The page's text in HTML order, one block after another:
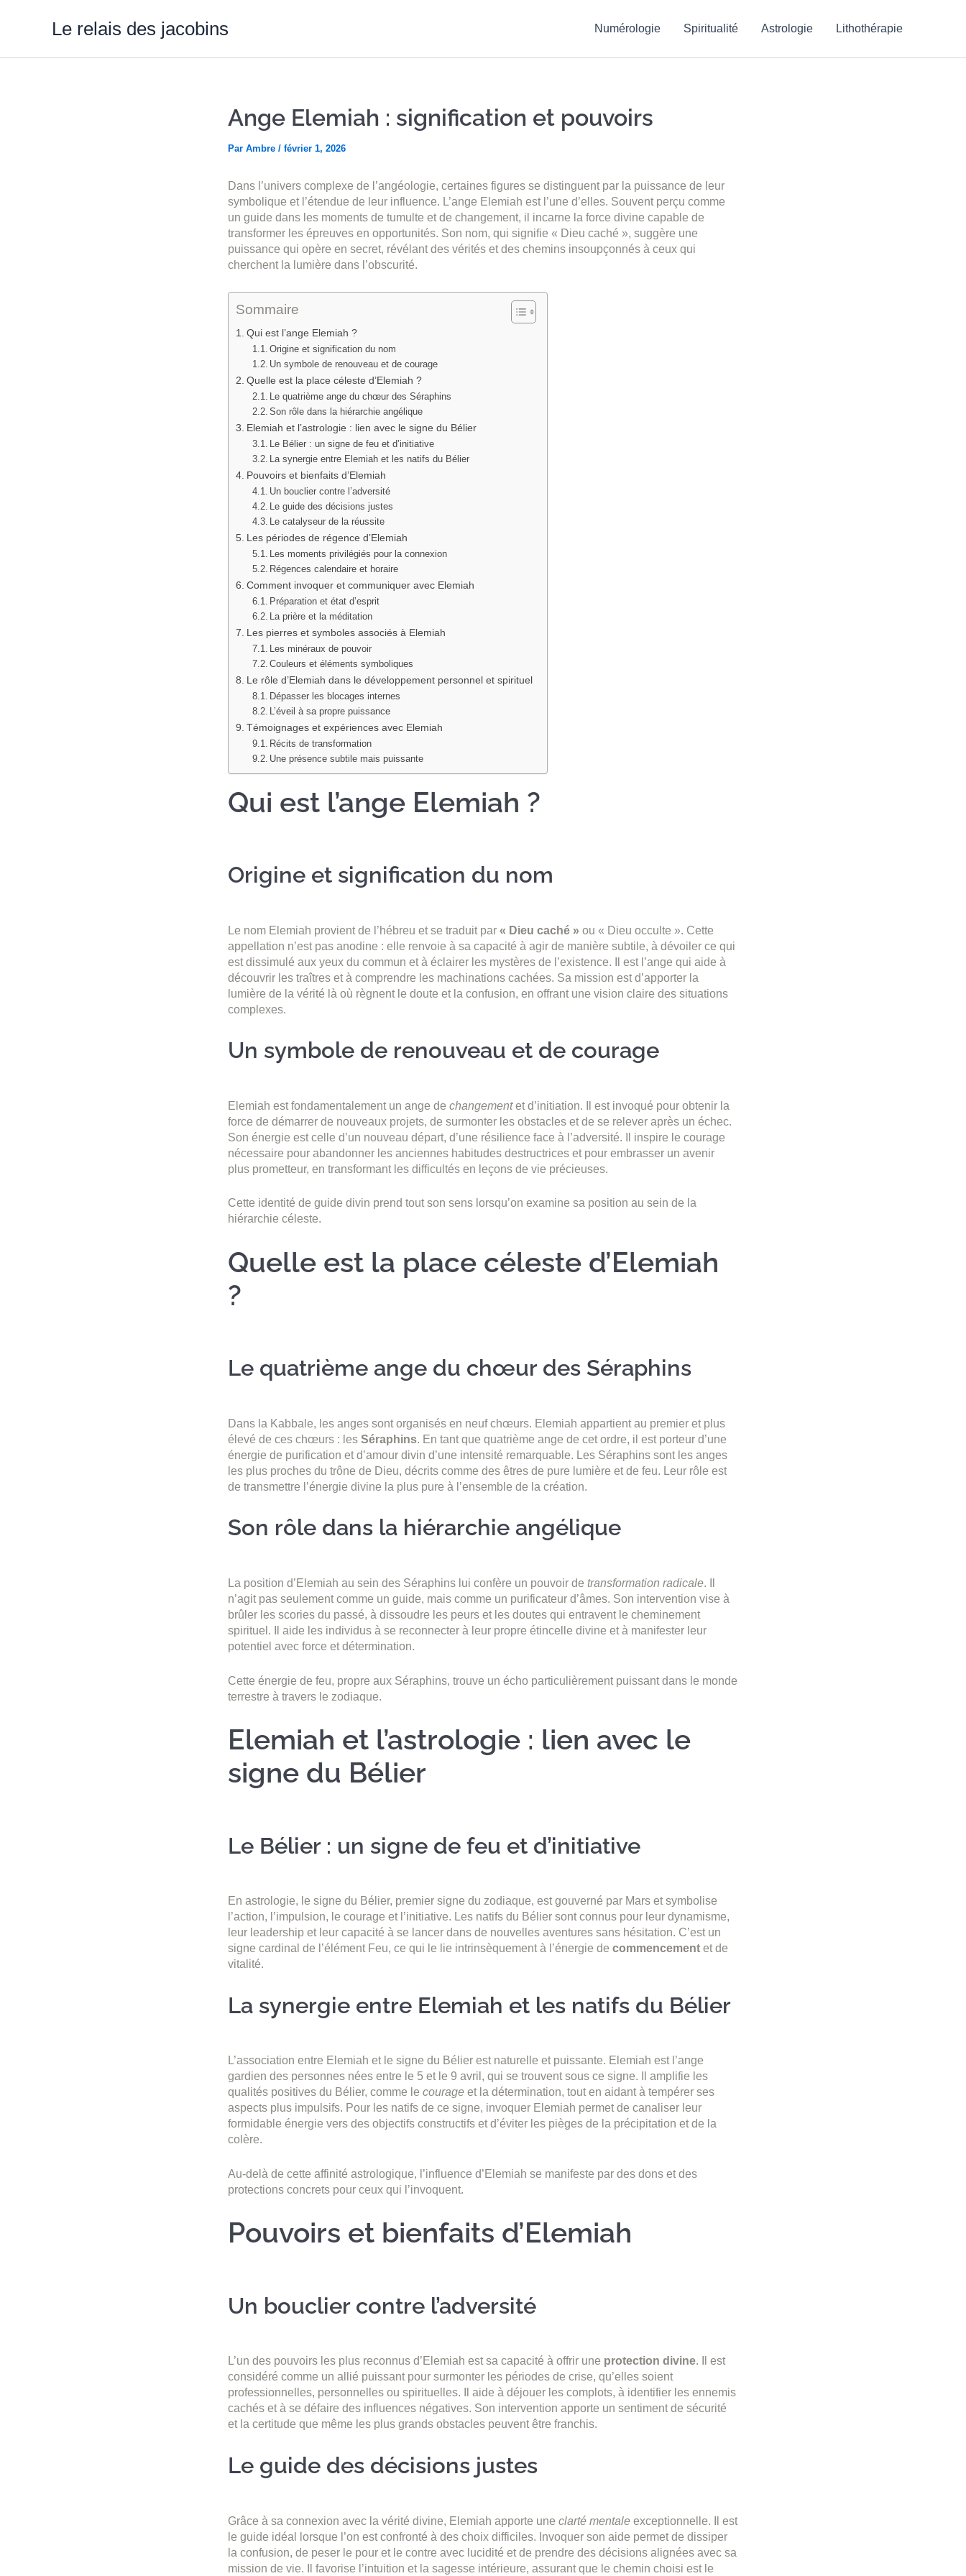
Le relais des jacobins Numérologie Spiritualité Astrologie Lithothérapie
Ange Elemiah : signification et pouvoirs
Par Ambre / février 1, 2026
Dans l’univers complexe de l’angéologie, certaines figures se distinguent par la puissance de leur
symbolique et l’étendue de leur influence. L’ange Elemiah est l’une d’elles. Souvent perçu comme
un guide dans les moments de tumulte et de changement, il incarne la force divine capable de
transformer les épreuves en opportunités. Son nom, qui signifie « Dieu caché », suggère une
puissance qui opère en secret, révélant des vérités et des chemins insoupçonnés à ceux qui
cherchent la lumière dans l’obscurité.
Sommaire
Qui est l’ange Elemiah ?
Origine et signification du nom
Un symbole de renouveau et de courage
Quelle est la place céleste d’Elemiah ?
Le quatrième ange du chœur des Séraphins
Son rôle dans la hiérarchie angélique
Elemiah et l’astrologie : lien avec le signe du Bélier
Le Bélier : un signe de feu et d’initiative
La synergie entre Elemiah et les natifs du Bélier
Pouvoirs et bienfaits d’Elemiah
Un bouclier contre l’adversité
Le guide des décisions justes
Le catalyseur de la réussite
Les périodes de régence d’Elemiah
Les moments privilégiés pour la connexion
Régences calendaire et horaire
Comment invoquer et communiquer avec Elemiah
Préparation et état d’esprit
La prière et la méditation
Les pierres et symboles associés à Elemiah
Les minéraux de pouvoir
Couleurs et éléments symboliques
Le rôle d’Elemiah dans le développement personnel et spirituel
Dépasser les blocages internes
L’éveil à sa propre puissance
Témoignages et expériences avec Elemiah
Récits de transformation
Une présence subtile mais puissante
Qui est l’ange Elemiah ?
Origine et signification du nom
Le nom Elemiah provient de l’hébreu et se traduit par « Dieu caché » ou « Dieu occulte ». Cette
appellation n’est pas anodine : elle renvoie à sa capacité à agir de manière subtile, à dévoiler ce qui
est dissimulé aux yeux du commun et à éclairer les mystères de l’existence. Il est l’ange qui aide à
découvrir les traîtres et à comprendre les machinations cachées. Sa mission est d’apporter la
lumière de la vérité là où règnent le doute et la confusion, en offrant une vision claire des situations
complexes.
Un symbole de renouveau et de courage
Elemiah est fondamentalement un ange de changementet d’initiation. Il est invoqué pour obtenir la
force de démarrer de nouveaux projets, de surmonter les obstacles et de se relever après un échec.
Son énergie est celle d’un nouveau départ, d’une résilience face à l’adversité. Il inspire le courage
nécessaire pour abandonner les anciennes habitudes destructrices et pour embrasser un avenir
plus prometteur, en transformant les difficultés en leçons de vie précieuses.
Cette identité de guide divin prend tout son sens lorsqu’on examine sa position au sein de la
hiérarchie céleste.
Quelle est la place céleste d’Elemiah
?
Le quatrième ange du chœur des Séraphins
Dans la Kabbale, les anges sont organisés en neuf chœurs. Elemiah appartient au premier et plus
élevé de ces chœurs : les Séraphins. En tant que quatrième ange de cet ordre, il est porteur d’une
énergie de purification et d’amour divin d’une intensité remarquable. Les Séraphins sont les anges
les plus proches du trône de Dieu, décrits comme des êtres de pure lumière et de feu. Leur rôle est
de transmettre l’énergie divine la plus pure à l’ensemble de la création.
Son rôle dans la hiérarchie angélique
La position d’Elemiah au sein des Séraphins lui confère un pouvoir de transformation radicale. Il
n’agit pas seulement comme un guide, mais comme un purificateur d’âmes. Son intervention vise à
brûler les scories du passé, à dissoudre les peurs et les doutes qui entravent le cheminement
spirituel. Il aide les individus à se reconnecter à leur propre étincelle divine et à manifester leur
potentiel avec force et détermination.
Cette énergie de feu, propre aux Séraphins, trouve un écho particulièrement puissant dans le monde
terrestre à travers le zodiaque.
Elemiah et l’astrologie : lien avec le
signe du Bélier
Le Bélier : un signe de feu et d’initiative
En astrologie, le signe du Bélier, premier signe du zodiaque, est gouverné par Mars et symbolise
l’action, l’impulsion, le courage et l’initiative. Les natifs du Bélier sont connus pour leur dynamisme,
leur leadership et leur capacité à se lancer dans de nouvelles aventures sans hésitation. C’est un
signe cardinal de l’élément Feu, ce qui le lie intrinsèquement à l’énergie de commencement et de
vitalité.
La synergie entre Elemiah et les natifs du Bélier
L’association entre Elemiah et le signe du Bélier est naturelle et puissante. Elemiah est l’ange
gardien des personnes nées entre le 5 et le 9 avril, qui se trouvent sous ce signe. Il amplifie les
qualités positives du Bélier, comme le courage et la détermination, tout en aidant à tempérer ses
aspects plus impulsifs. Pour les natifs de ce signe, invoquer Elemiah permet de canaliser leur
formidable énergie vers des objectifs constructifs et d’éviter les pièges de la précipitation et de la
colère.
Au-delà de cette affinité astrologique, l’influence d’Elemiah se manifeste par des dons et des
protections concrets pour ceux qui l’invoquent.
Pouvoirs et bienfaits d’Elemiah
Un bouclier contre l’adversité
L’un des pouvoirs les plus reconnus d’Elemiah est sa capacité à offrir une protection divine. Il est
considéré comme un allié puissant pour surmonter les périodes de crise, qu’elles soient
professionnelles, personnelles ou spirituelles. Il aide à déjouer les complots, à identifier les ennemis
cachés et à se défaire des influences négatives. Son intervention apporte un sentiment de sécurité
et la certitude que même les plus grands obstacles peuvent être franchis.
Le guide des décisions justes
Grâce à sa connexion avec la vérité divine, Elemiah apporte une clarté mentale exceptionnelle. Il est
le guide idéal lorsque l’on est confronté à des choix difficiles. Invoquer son aide permet de dissiper
la confusion, de peser le pour et le contre avec lucidité et de prendre des décisions alignées avec sa
mission de vie. Il favorise l’intuition et la sagesse intérieure, assurant que le chemin choisi est le